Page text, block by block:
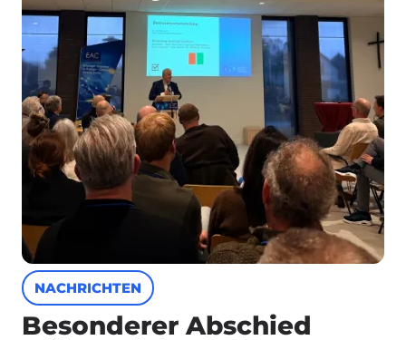
NACHRICHTEN
Besonderer Abschied